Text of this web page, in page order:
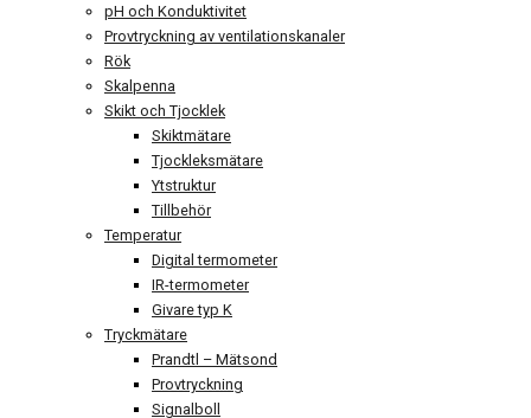
pH och Konduktivitet
Provtryckning av ventilationskanaler
Rök
Skalpenna
Skikt och Tjocklek
Skiktmätare
Tjockleksmätare
Ytstruktur
Tillbehör
Temperatur
Digital termometer
IR-termometer
Givare typ K
Tryckmätare
Prandtl – Mätsond
Provtryckning
Signalboll